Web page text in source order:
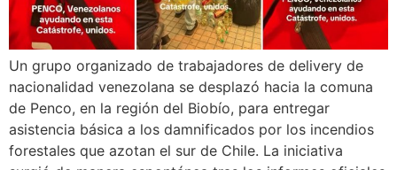
Un grupo organizado de trabajadores de delivery de
nacionalidad venezolana se desplazó hacia la comuna
de Penco, en la región del Biobío, para entregar
asistencia básica a los damnificados por los incendios
forestales que azotan el sur de Chile. La iniciativa